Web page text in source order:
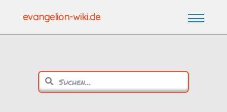
evangelion-wiki.de